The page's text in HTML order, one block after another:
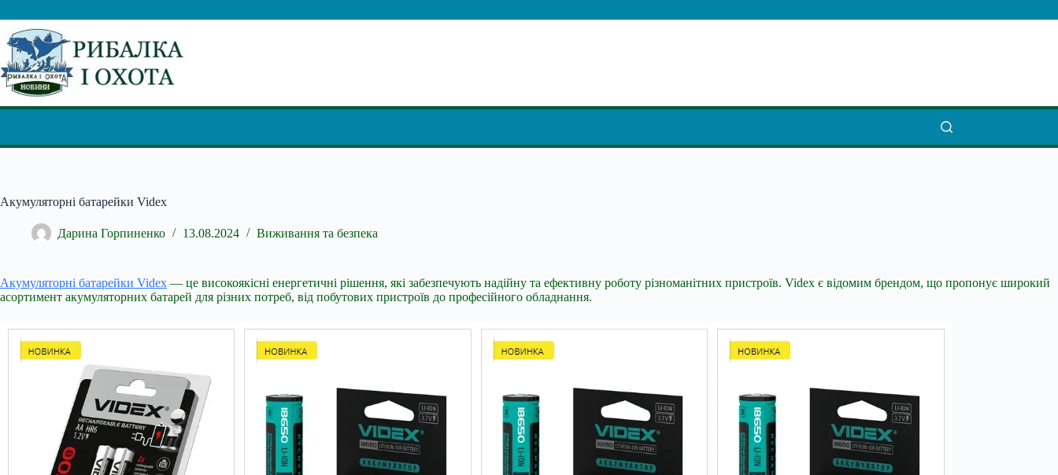
до
вмісту
Акумуляторні батарейки Videx
Дарина Горпиненко 13.08.2024 Виживання та безпека
Акумуляторні батарейки Videx — це високоякісні енергетичні рішення, які забезпечують надійну та ефективну роботу різноманітних пристроїв. Videx є відомим брендом, що пропонує широкий
асортимент акумуляторних батарей для різних потреб, від побутових пристроїв до професійного обладнання.